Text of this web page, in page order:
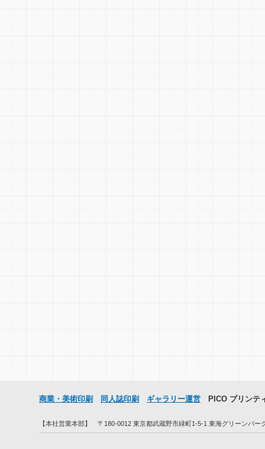
商業・美術印刷 同人誌印刷 ギャラリー運営 PICO プリンテ
【本社営業本部】 〒180-0012 東京都武蔵野市緑町1-5-1 東海グリーンパ